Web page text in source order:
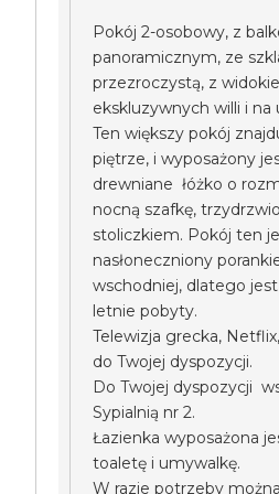
Pokój 2-osobowy, z
panoramicznym, ze
przezroczystą, z
ekskluzywnych willi i na
Ten większy pokój
piętrze, i wyposażony
drewniane łóżko o
nocną szafkę,
stoliczkiem. Pokój ten
nasłoneczniony
wschodniej, dlatego
letnie pobyty.
Telewizja grecka,
do Twojej dyspozycji.
Do Twojej dyspozycji
Sypialnią nr 2.
Łazienka wyposażona
toaletę i umywalkę.
W razie potrzeby